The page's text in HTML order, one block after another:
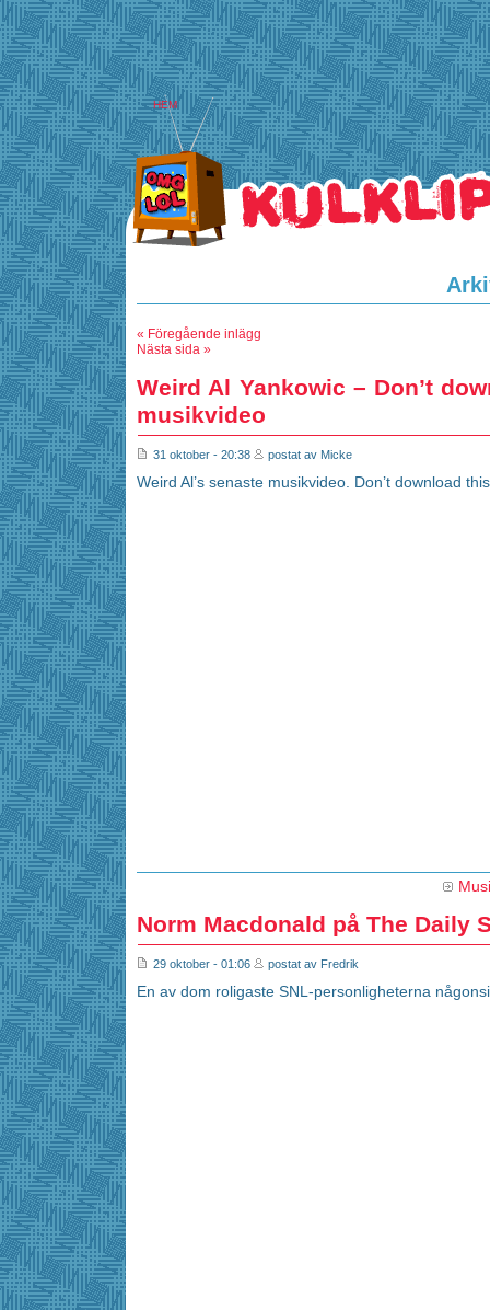
HEM
« Föregående inlägg
Nästa sida »
Weird Al Yankowic – Don’t
musikvideo
31 oktober - 20:38 postat av Micke
Weird Al’s senaste musikvideo. Don’t download
Norm Macdonald på The Daily
29 oktober - 01:06 postat av Fredrik
En av dom roligaste SNL-personligheterna